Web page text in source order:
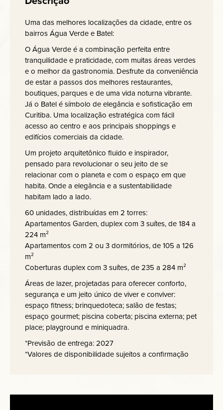
Uma das melhores localizações da cidade, entre os
bairros Água Verde e Batel:
O Água Verde é a combinação perfeita entre
tranquilidade e praticidade, com muitas áreas verdes
e o melhor da gastronomia. Desfrute da conveniência
de estar a passos dos melhores restaurantes,
boutiques, parques e de uma vida noturna vibrante.
Já o Batel é símbolo de elegância e sofisticação em
Curitiba. Uma localização estratégica com fácil
acesso ao centro e aos principais shoppings e
edifícios comerciais da cidade.
Um projeto arquitetônico fluido e inspirador,
pensado para revolucionar o seu jeito de se
relacionar com o planeta e com o espaço em que
habita. Onde a elegância e a sustentabilidade
habitam lado a lado.
60 unidades, distribuídas em 2 torres:
Apartamentos Garden, duplex com 3 suítes, de 184 a
224 m²
Apartamentos com 2 ou 3 dormitórios, de 105 a 126
m²
Coberturas duplex com 3 suítes, de 235 a 284 m²
Áreas de lazer, projetadas para oferecer conforto,
segurança e um jeito único de viver e conviver:
espaço fitness; brinquedoteca; salão de festas;
espaço gourmet; piscina coberta; piscina externa; pet
place; playground e miniquadra.
*Previsão de entrega: 2027
*Valores de disponibilidade sujeitos a confirmação